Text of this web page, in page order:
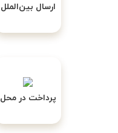
ارسال بین‌الملل
پرداخت در محل